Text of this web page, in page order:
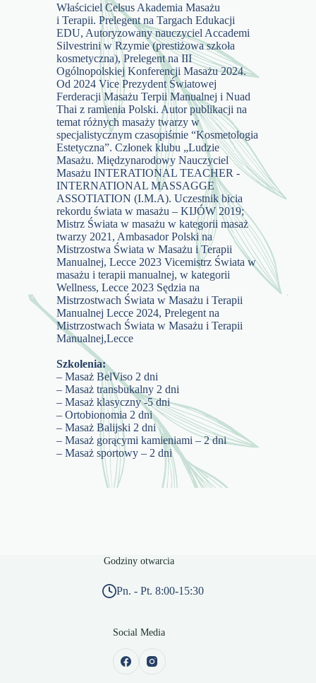
Właściciel Celsus Akademia Masażu
i Terapii. Prelegent na Targach Edukacji
EDU, Autoryzowany nauczyciel Accademi
Silvestrini w Rzymie (prestiżowa szkoła
kosmetyczna), Prelegent na III
Ogólnopolskiej Konferencji Masażu 2024.
Od 2024 Vice Prezydent Światowej
Ferderacji Masażu Terpii Manualnej i Nuad
Thai z ramienia Polski. Autor publikacji na
temat różnych masaży twarzy w
specjalistycznym czasopiśmie “Kosmetologia
Estetyczna”. Członek klubu „Ludzie
Masażu. Międzynarodowy Nauczyciel
Masażu INTERATIONAL TEACHER -
INTERNATIONAL MASSAGGE
ASSOTIATION (I.M.A). Uczestnik bicia
rekordu świata w masażu – KIJÓW 2019;
Mistrz Świata w masażu w kategorii masaż
twarzy 2021, Ambasador Polski na
Mistrzostwa Świata w Masażu i Terapii
Manualnej, Lecce 2023 Vicemistrz Świata w
masażu i terapii manualnej, w kategorii
Wellness, Lecce 2023 Sędzia na
Mistrzostwach Świata w Masażu i Terapii
Manualnej Lecce 2024, Prelegent na
Mistrzostwach Świata w Masażu i Terapii
Manualnej,Lecce
Szkolenia:
– Masaż BelViso 2 dni
– Masaż transbukalny 2 dni
– Masaż klasyczny -5 dni
– Ortobionomia 2 dni
– Masaż Balijski 2 dni
– Masaż gorącymi kamieniami – 2 dni
– Masaż sportowy – 2 dni
Godziny otwarcia
Pn. - Pt. 8:00-15:30
Social Media